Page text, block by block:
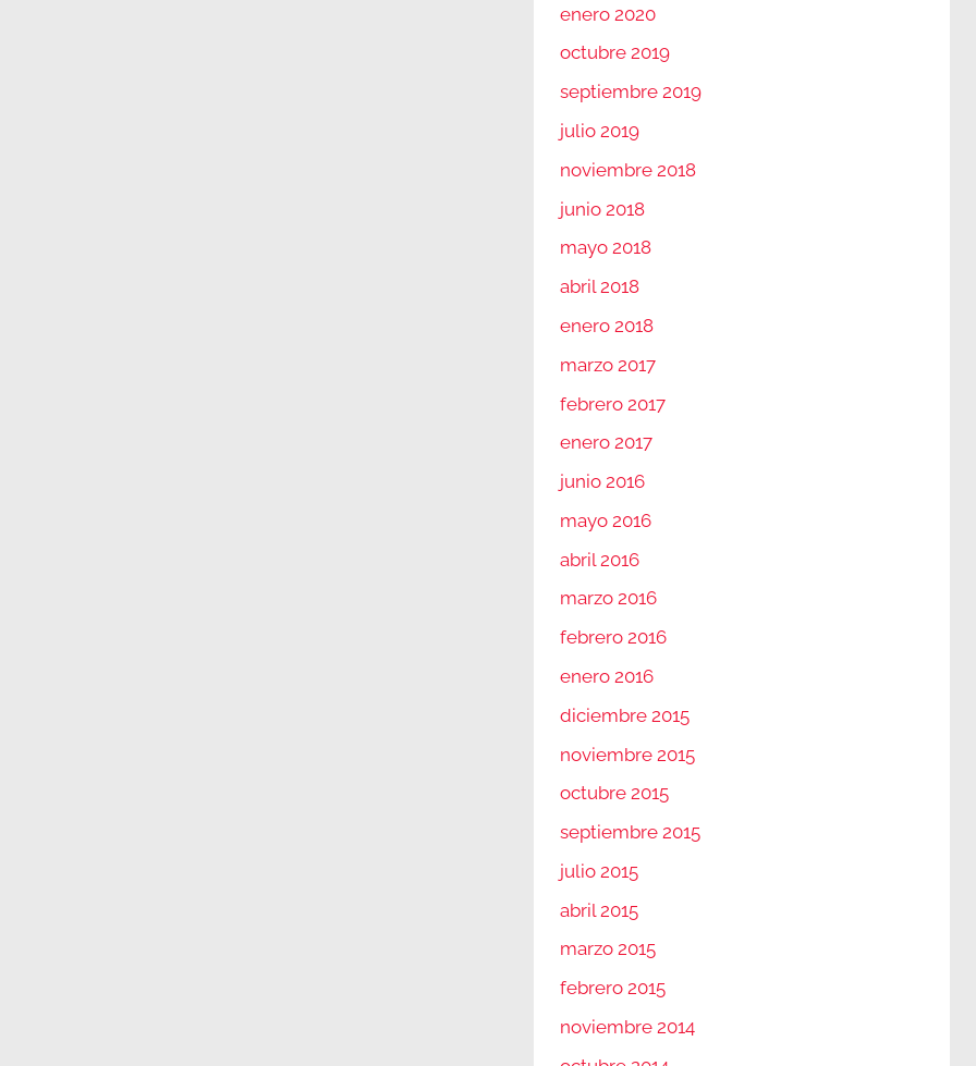
enero 2020
octubre 2019
septiembre 2019
julio 2019
noviembre 2018
junio 2018
mayo 2018
abril 2018
enero 2018
marzo 2017
febrero 2017
enero 2017
junio 2016
mayo 2016
abril 2016
marzo 2016
febrero 2016
enero 2016
diciembre 2015
noviembre 2015
octubre 2015
septiembre 2015
julio 2015
abril 2015
marzo 2015
febrero 2015
noviembre 2014